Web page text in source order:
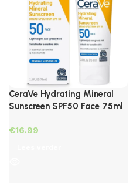
CeraVe Hydrating Mineral
Sunscreen SPF50 Face 75ml
€